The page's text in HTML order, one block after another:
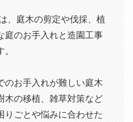
、庭木の剪定や伐採、植
庭のお手入れと造園工事
のお手入れが難しい庭木
木の移植、雑草対策など
りごとや悩みに合わせた